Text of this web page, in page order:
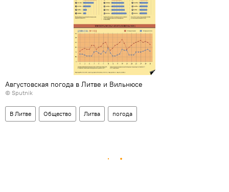
Августовская погода в Литве и Вильнюсе
© Sputnik
В Литве Общество Литва погода